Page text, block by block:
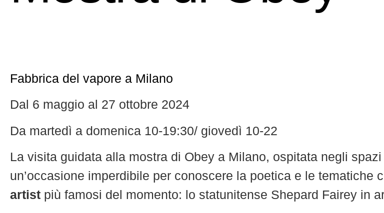
Fabbrica del vapore a Milano
Dal 6 maggio al 27 ottobre 2024
Da martedì a domenica 10-19:30/ giovedì 10-22
La visita guidata alla mostra di Obey a Milano, ospitata negli
un’occasione imperdibile per conoscere la poetica e le tematiche
artist più famosi del momento: lo statunitense Shepard Fairey in